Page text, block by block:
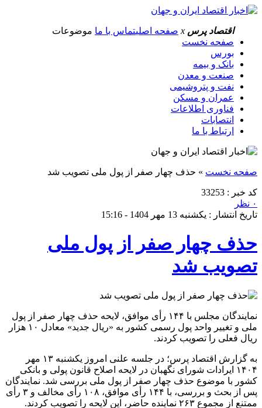
اقتصاد پرس x صفحه اصلیتماس با ما موضوعات
صفحه نخست
بورس
بانک و بیمه
صنعت و معدن
نفت و پتروشیمی
عمران و مسکن
فناوری اطلاعات
انتصابات
ارتباط با ما
صفحه نخست » حذف چهار صفر از پول ملی تصویب شد
کد خبر : 33253
۰ نظر
تاریخ انتشار : یکشنبه 13 مهر 1404 - 15:16
حذف چهار صفر از پول ملی
تصویب شد
نمایندگان مجلس با ۱۴۴ رأی موافق، لایحه حذف چهار صفر از پول
ملی و تغییر واحد پول رسمی کشور به «ریال جدید» معادل ۱۰ هزار
ریال فعلی را تصویب کردند.
به گزارش اقتصاد پرس؛ در جلسه علنی امروز یکشنبه ۱۳ مهر
۱۴۰۴ ایرادات شورای نگهبان در لایحه اصلاح قانون پولی و بانکی
کشور با موضوع حذف چهار صفر از پول ملی بررسی شد. نمایندگان
پس از بحث و بررسی، با ۱۴۴ رأی موافق، ۱۰۸ رأی مخالف و ۳ رأی
ممتنع از مجموع ۲۶۳ نماینده حاضر، این لایحه را تصویب کردند.